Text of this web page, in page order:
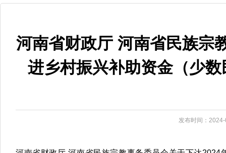
河南省财政厅 河南省民族宗
进乡村振兴补助资金（少
发布时间：